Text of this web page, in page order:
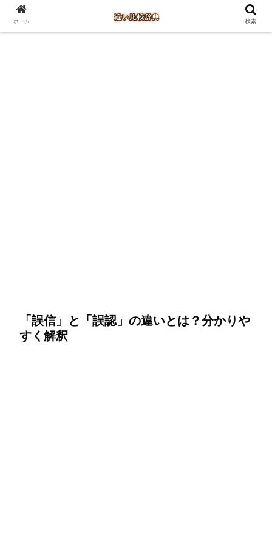
「誤信」と「誤認」の違いとは？分かりや
すく解釈
ホーム 検索